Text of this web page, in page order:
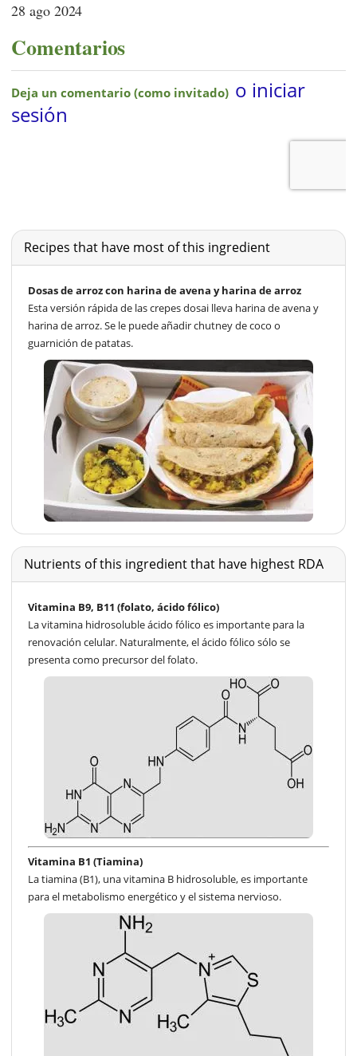
28 ago 2024
Comentarios
Recipes that have most of this ingredient
Dosas de arroz con harina de avena y harina de arroz
Esta versión rápida de las crepes dosai lleva harina de avena y
harina de arroz. Se le puede añadir chutney de coco o
guarnición de patatas.
Nutrients of this ingredient that have highest RDA
Vitamina B9, B11 (folato, ácido fólico)
La vitamina hidrosoluble ácido fólico es importante para la
renovación celular. Naturalmente, el ácido fólico sólo se
presenta como precursor del folato.
Vitamina B1 (Tiamina)
La tiamina (B1), una vitamina B hidrosoluble, es importante
para el metabolismo energético y el sistema nervioso.